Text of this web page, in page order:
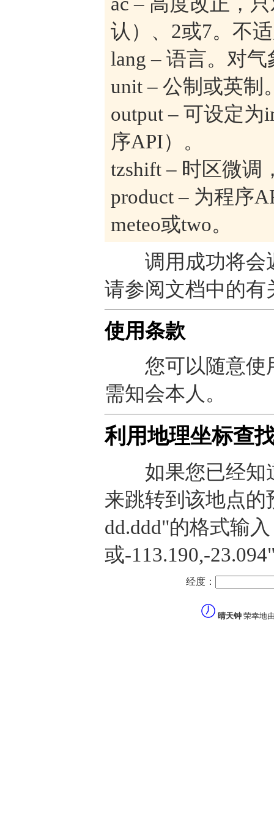
认）、2或7。不
lang – 语言。对
unit – 公制或英制
output – 可设定
序API）。
tzshift – 时区微调
product – 为程序
meteo或two。
调用成功将会返
请参阅文档中的有
使用条款
您可以随意使
需知会本人。
利用地理坐标查
如果您已经知道
来跳转到该地点的
dd.ddd"的格式输
或-113.190,-
经度：
晴天钟 荣幸地